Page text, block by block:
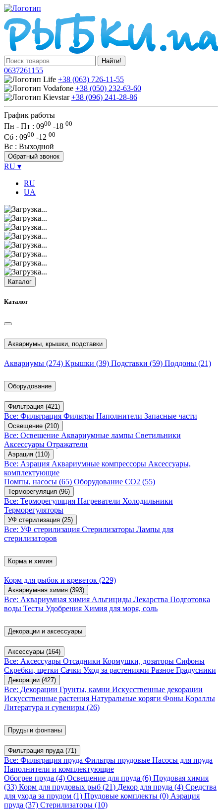
Найти!
0637261155
+38 (063) 726-11-55
+38 (050) 232-63-60
+38 (096) 241-28-86
График работы
Пн - Пт : 0900 -18 00
Сб : 0900 -12 00
Вс : Выходной
Обратный звонок
RU ▾
RU
UA
Каталог
Каталог
Аквариумы, крышки, подставки
Аквариумы (274) Крышки (39) Подставки (59) Поддоны (21)
Оборудование
Фильтрация (421)
Все: Фильтрация Фильтры Наполнители Запасные части
Освещение (210)
Все: Освещение Аквариумные лампы Светильники
Аксессуары Отражатели
Аэрация (110)
Все: Аэрация Аквариумные компрессоры Аксессуары,
комплектующие
Помпы, насосы (65) Оборудование CO2 (55)
Терморегуляция (96)
Все: Терморегуляция Нагреватели Холодильники
Терморегуляторы
УФ стерилизация (25)
Все: УФ стерилизация Стерилизаторы Лампы для
стерилизаторов
Корма и химия
Корм для рыбок и креветок (229)
Аквариумная химия (393)
Все: Аквариумная химия Альгициды Лекарства Подготовка
воды Тесты Удобрения Химия для моря, соль
Декорации и аксессуары
Аксессуары (164)
Все: Аксессуары Отсадники Кормушки, дозаторы Сифоны
Скребки, щетки Сачки Уход за растениями Разное Градусники
Декорации (427)
Все: Декорации Грунты, камни Искусственные декорации
Искусственные растения Натуральные коряги Фоны Кораллы
Литература и сувениры (26)
Пруды и фонтаны
Фильтрация пруда (71)
Все: Фильтрация пруда Фильтры прудовые Насосы для пруда
Наполнители и комплектующие
Обогрев пруда (4) Освещение для пруда (6) Прудовая химия
(33) Корм для прудовых рыб (21) Декор для пруда (4) Средства
для ухода за прудом (1) Прудовые комплекты (0) Аэрация
пруда (37) Стерилизаторы (10)